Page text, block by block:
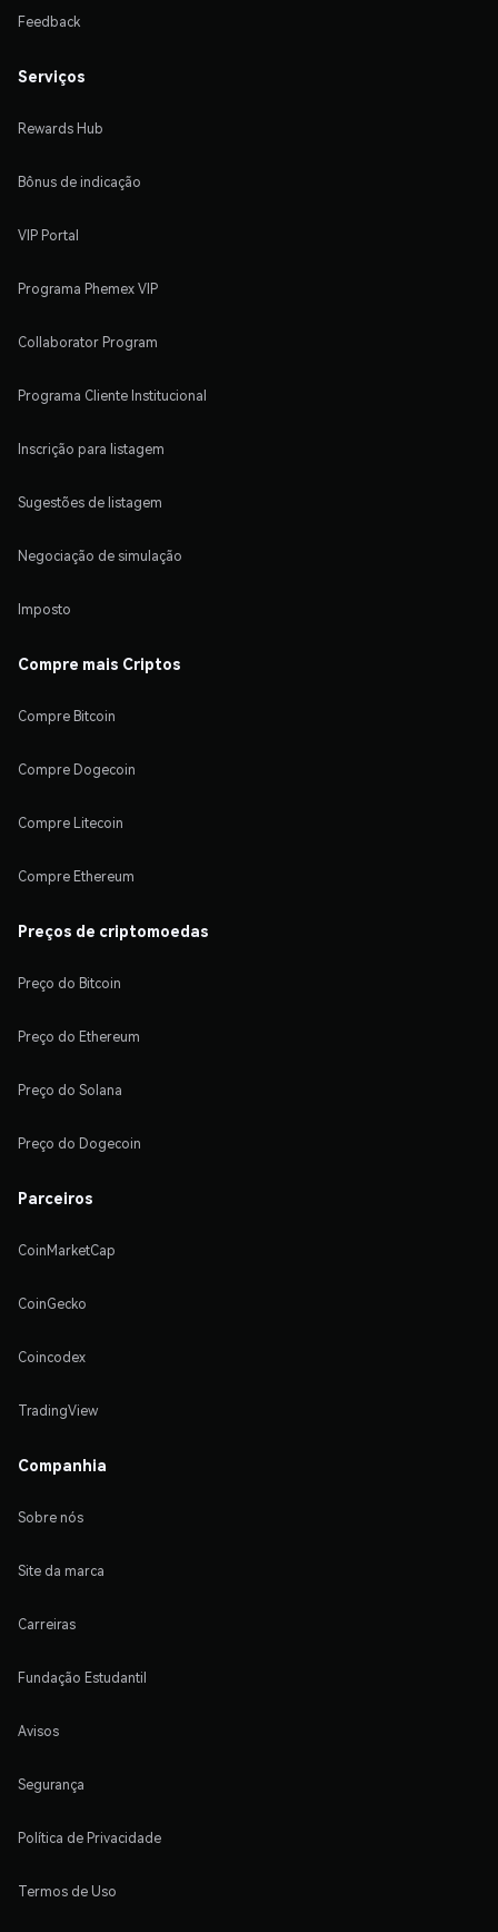
Feedback
Serviços
Rewards Hub
Bônus de indicação
VIP Portal
Programa Phemex VIP
Collaborator Program
Programa Cliente Institucional
Inscrição para listagem
Sugestões de listagem
Negociação de simulação
Imposto
Compre mais Criptos
Compre Bitcoin
Compre Dogecoin
Compre Litecoin
Compre Ethereum
Preços de criptomoedas
Preço do Bitcoin
Preço do Ethereum
Preço do Solana
Preço do Dogecoin
Parceiros
CoinMarketCap
CoinGecko
Coincodex
TradingView
Companhia
Sobre nós
Site da marca
Carreiras
Fundação Estudantil
Avisos
Segurança
Política de Privacidade
Termos de Uso